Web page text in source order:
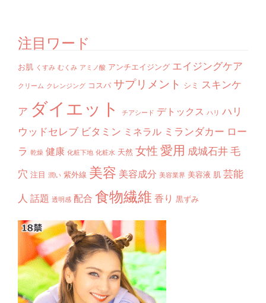
注目ワード
お肌 くすみ むくみ アミノ酸 アンチエイジング エイジングケア
クリーム クレンジング コスパ サプリメント シミ スキンケ
ア ダイエット チアシード デトックス ハリ ハリ
ウッドセレブ ビタミン ミネラル ミランダカー ロー
ラ 乾燥 健康 化粧下地 化粧水 天然 女性愛用 成城石井毛
穴 注目 潤い 紫外線 美容 美容成分 美容業界 美容液 肌 芸能
人 話題 透明感 配合 食物繊維 香り 黒ずみ